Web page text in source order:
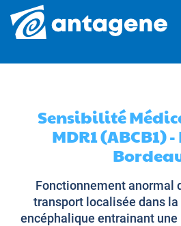
Sensibilité
MDR1 (ABCB1)
Fonctionnement anormal
transport localisée dans
encéphalique entrainant